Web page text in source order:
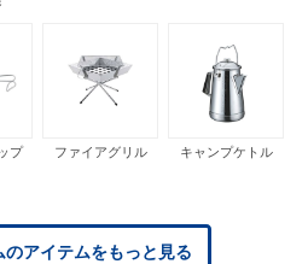
プ
ファイアグリル キャンプケトル
のアイテムをもっと見る